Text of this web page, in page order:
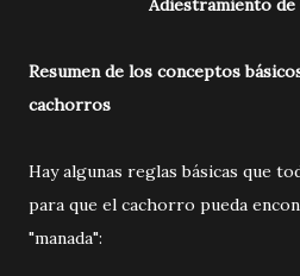
Adiestramiento
Resumen de los conceptos
cachorros
Hay algunas reglas básicas que
para que el cachorro pueda
"manada":